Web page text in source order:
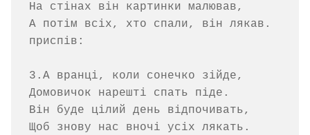
На стінах він картинки малював,
А потім всіх, хто спали, він лякав.
приспів:
3.А вранці, коли сонечко зійде,
Домовичок нарешті спать піде.
Він буде цілий день відпочивать,
Щоб знову нас вночі усіх лякать.